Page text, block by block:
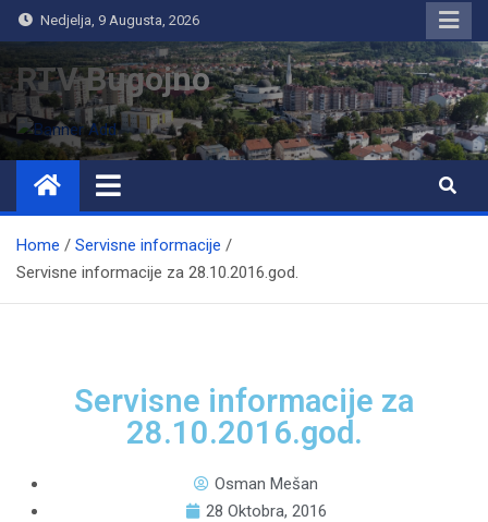
Nedjelja, 9 Augusta, 2026
RTV Bugojno
Home
Servisne informacije
Servisne informacije za 28.10.2016.god.
Servisne informacije za
28.10.2016.god.
Osman Mešan
28 Oktobra, 2016